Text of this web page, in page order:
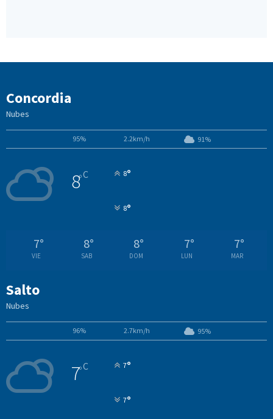
Concordia
Nubes
95% 2.2km/h 91%
8°C 8°
8°
7°
VIE
8°
SAB
8°
DOM
7°
LUN
7°
MAR
Salto
Nubes
96% 2.7km/h 95%
7°C 7°
7°